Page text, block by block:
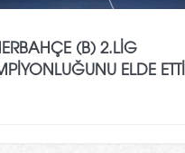
(B) 2.LİG
ELDE ETTİ